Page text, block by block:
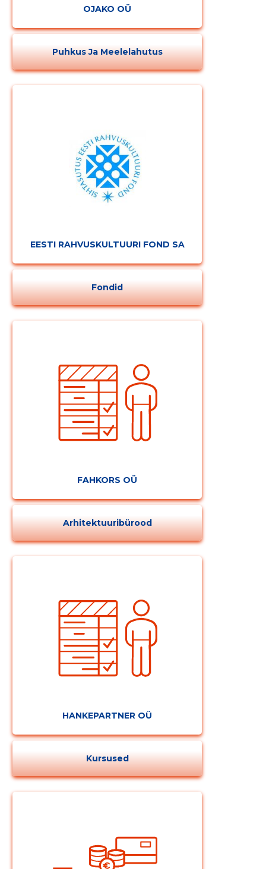
OJAKO OÜ
Puhkus Ja Meelelahutus
EESTI RAHVUSKULTUURI FOND SA
Fondid
FAHKORS OÜ
Arhitektuuribürood
HANKEPARTNER OÜ
Kursused
Muuda pildi
kirjeldust
MUUDA